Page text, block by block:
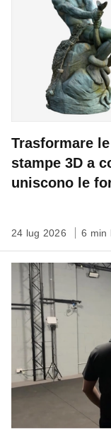
Trasformare
stampe 3D a
uniscono le
24 lug 2026 6 min